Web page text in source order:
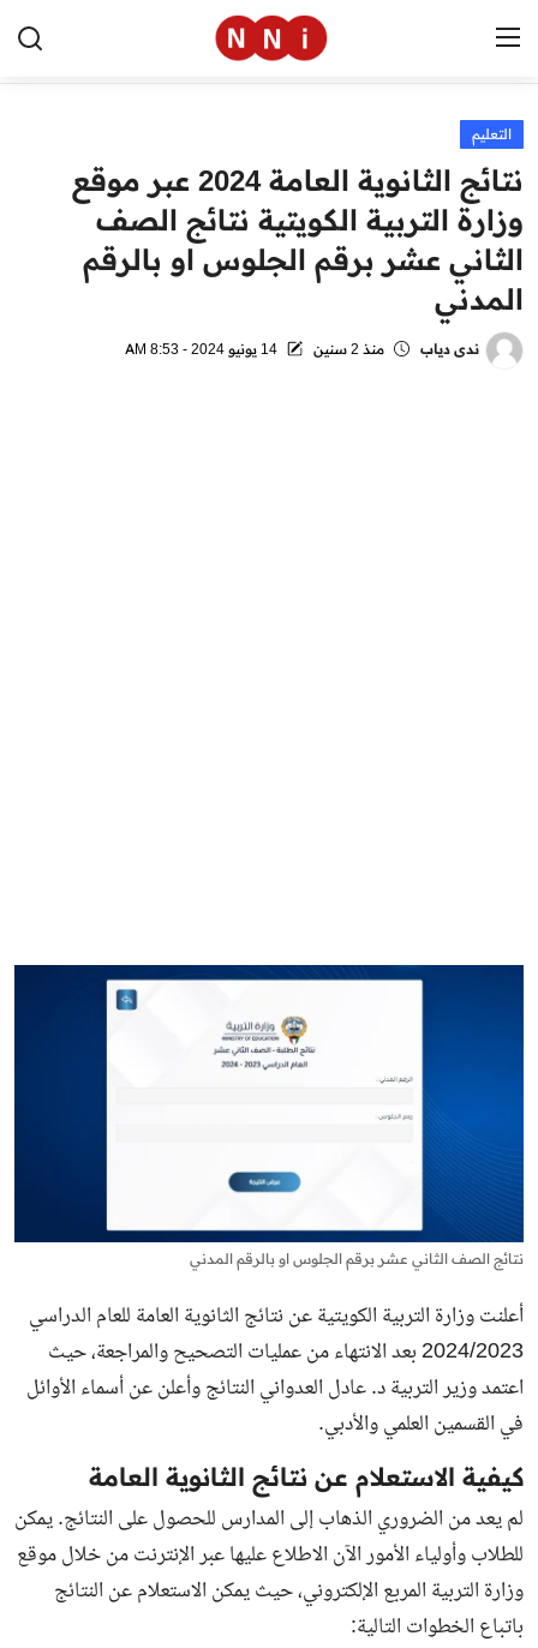
الرئيسية
اخبار مصر
العالم
الرياضة
مال وأعمال
التعليم
نتائج الثانوية العامة 2024 عبر موقع
وزارة التربية الكويتية نتائج الصف
الثاني عشر برقم الجلوس او بالرقم
المدني
ندى دياب منذ 2 سنين 14 يونيو 2024 - 8:53 AM
نتائج الصف الثاني عشر برقم الجلوس او بالرقم المدني
أعلنت وزارة التربية الكويتية عن نتائج الثانوية العامة للعام الدراسي
2024/2023 بعد الانتهاء من عمليات التصحيح والمراجعة، حيث
اعتمد وزير التربية د. عادل العدواني النتائج وأعلن عن أسماء الأوائل
في القسمين العلمي والأدبي.
كيفية الاستعلام عن نتائج الثانوية العامة
لم يعد من الضروري الذهاب إلى المدارس للحصول على النتائج. يمكن
للطلاب وأولياء الأمور الآن الاطلاع عليها عبر الإنترنت من خلال موقع
وزارة التربية المربع الإلكتروني، حيث يمكن الاستعلام عن النتائج
باتباع الخطوات التالية: